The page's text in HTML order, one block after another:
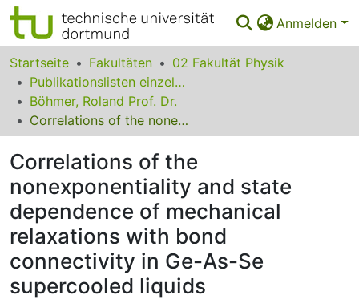
Anmelden
Bereiche & Sammlungen
Das gesamte Repositorium
Statistiken
FAQ
Leitlinien
Zurück zur Startseite
Startseite Fakultäten
02 Fakultät Physik
Publikationslisten einzelner Fakultätsangehöriger
Böhmer, Roland Prof. Dr.
Correlations of the nonexponentiality and state dependence of mechanical relaxations with bond connectivity in Ge-As-Se supercooled liquids
Correlations of the
nonexponentiality and state
dependence of mechanical
relaxations with bond
connectivity in Ge-As-Se
supercooled liquids